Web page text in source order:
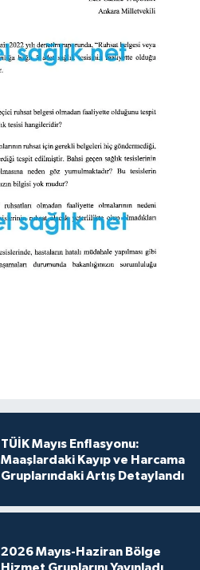
TÜİK Mayıs Enflasyonu:
Maaşlardaki Kayıp ve Harcama
Gruplarındaki Artış Detaylandı
2026 Mayıs-Haziran Bölge